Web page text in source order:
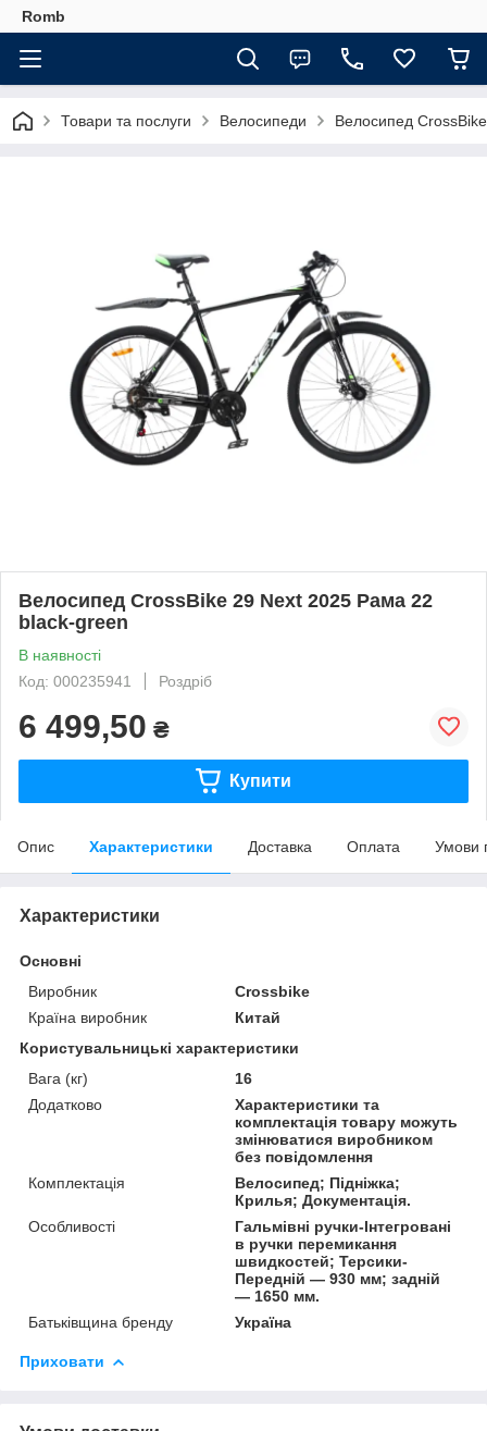
Romb
Товари та послуги Велосипеди Велосипед
Велосипед CrossBike 29 Next 2025 Рама 22
black-green
В наявності
Код: 000235941
Роздріб
6 499,50 ₴
Купити
Опис Характеристики Доставка Оплата Умови
Характеристики
Основні
Виробник
Crossbike
Країна виробник
Китай
Користувальницькі характеристики
Вага (кг)
16
Додатково
Характеристики та
комплектація товару можуть
змінюватися виробником
без повідомлення
Комплектація
Велосипед; Підніжка;
Крилья; Документація.
Особливості
Гальмівні ручки-Інтегровані
в ручки перемикання
швидкостей; Терсики-
Передній — 930 мм; задній
— 1650 мм.
Батьківщина бренду
Україна
Приховати